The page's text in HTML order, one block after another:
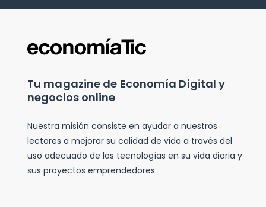
Tu magazine de Economía Digital y
negocios online
Nuestra misión consiste en ayudar a nuestros
lectores a mejorar su calidad de vida a través del
uso adecuado de las tecnologías en su vida diaria y
sus proyectos emprendedores.